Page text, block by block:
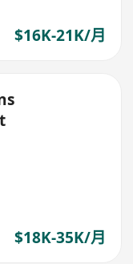
$16K-21K/月
$18K-35K/月